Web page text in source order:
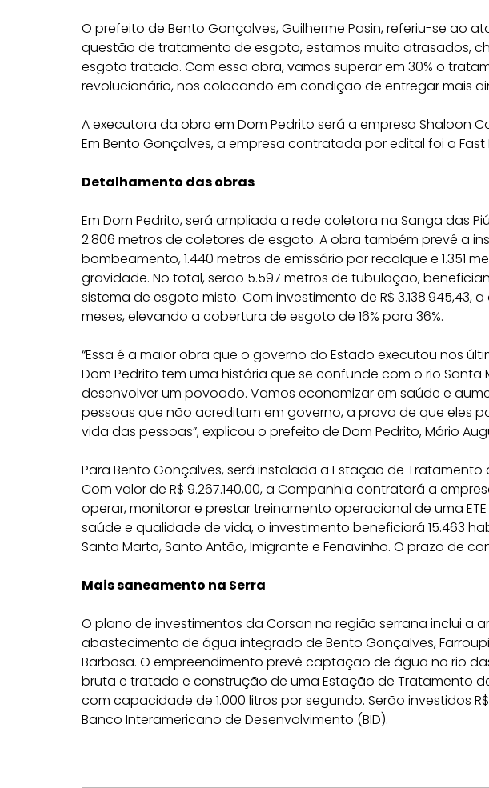
O prefeito de Bento Gonçalves, Guilherme Pasin, referiu-se ao
questão de tratamento de esgoto, estamos muito atrasados,
esgoto tratado. Com essa obra, vamos superar em 30% o
revolucionário, nos colocando em condição de entregar mais
A executora da obra em Dom Pedrito será a empresa Shaloon
Em Bento Gonçalves, a empresa contratada por edital foi a Fast
Detalhamento das obras
Em Dom Pedrito, será ampliada a rede coletora na Sanga das
2.806 metros de coletores de esgoto. A obra também prevê a
bombeamento, 1.440 metros de emissário por recalque e 1.351
gravidade. No total, serão 5.597 metros de tubulação,
sistema de esgoto misto. Com investimento de R$ 3.138.945,43,
meses, elevando a cobertura de esgoto de 16% para 36%.
“Essa é a maior obra que o governo do Estado executou nos
Dom Pedrito tem uma história que se confunde com o rio Santa
desenvolver um povoado. Vamos economizar em saúde e
pessoas que não acreditam em governo, a prova de que eles
vida das pessoas”, explicou o prefeito de Dom Pedrito, Mário
Para Bento Gonçalves, será instalada a Estação de Tratamento
Com valor de R$ 9.267.140,00, a Companhia contratará a
operar, monitorar e prestar treinamento operacional de uma
saúde e qualidade de vida, o investimento beneficiará 15.463
Santa Marta, Santo Antão, Imigrante e Fenavinho. O prazo de
Mais saneamento na Serra
O plano de investimentos da Corsan na região serrana inclui a
abastecimento de água integrado de Bento Gonçalves,
Barbosa. O empreendimento prevê captação de água no rio
bruta e tratada e construção de uma Estação de Tratamento
com capacidade de 1.000 litros por segundo. Serão investidos
Banco Interamericano de Desenvolvimento (BID).